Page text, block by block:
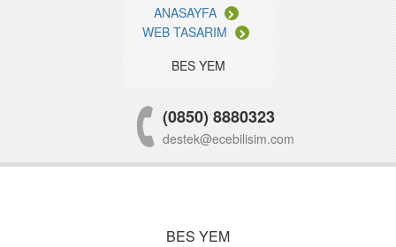
ANASAYFA
WEB TASARIM
BES YEM
(0850) 8880323
destek@ecebilisim.com
BES YEM